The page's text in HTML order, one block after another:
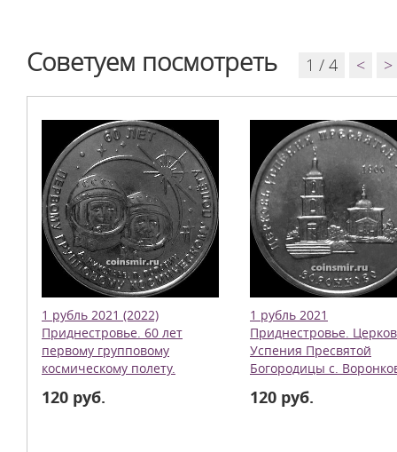
Советуем посмотреть 1 / 4 < >
1 рубль 2021 (2022)
Приднестровье. 60 лет
первому групповому
космическому полету.
120 руб.
1 рубль 2021
Приднестровье.
Успения Пресвятой
Богородицы с.
120 руб.